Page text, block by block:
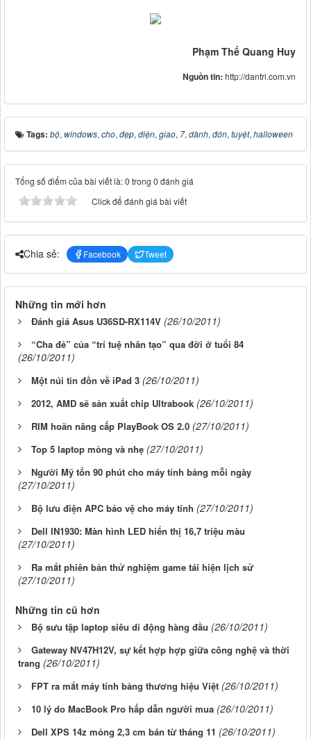
Phạm Thế Quang Huy
Nguồn tin: http://dantri.com.vn
Tags: bộ, windows, cho, đẹp, diện, giao, 7, dành, đón, tuyệt, halloween
Tổng số điểm của bài viết là: 0 trong 0 đánh giá
Click để đánh giá bài viết
Chia sẻ: Facebook Tweet
Những tin mới hơn
Đánh giá Asus U36SD-RX114V (26/10/2011)
“Cha đẻ” của “trí tuệ nhân tạo” qua đời ở tuổi 84
(26/10/2011)
Một núi tin đồn về iPad 3 (26/10/2011)
2012, AMD sẽ sản xuất chip Ultrabook (26/10/2011)
RIM hoãn nâng cấp PlayBook OS 2.0 (27/10/2011)
Top 5 laptop mỏng và nhẹ (27/10/2011)
Người Mỹ tốn 90 phút cho máy tính bảng mỗi ngày
(27/10/2011)
Bộ lưu điện APC bảo vệ cho máy tính (27/10/2011)
Dell IN1930: Màn hình LED hiển thị 16,7 triệu màu
(27/10/2011)
Ra mắt phiên bản thử nghiệm game tái hiện lịch sử
(27/10/2011)
Những tin cũ hơn
Bộ sưu tập laptop siêu di động hàng đầu (26/10/2011)
Gateway NV47H12V, sự kết hợp hợp giữa công nghệ và thời
trang (26/10/2011)
FPT ra mắt máy tính bảng thương hiệu Việt (26/10/2011)
10 lý do MacBook Pro hấp dẫn người mua (26/10/2011)
Dell XPS 14z mỏng 2,3 cm bán từ tháng 11 (26/10/2011)